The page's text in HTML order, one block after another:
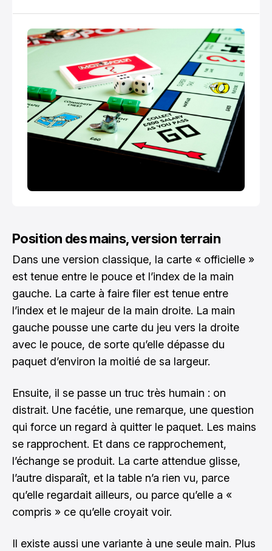
recommence ou on s’arrête là ?
Position des mains, version terrain
Dans une version classique, la carte « officielle »
est tenue entre le pouce et l’index de la main
gauche. La carte à faire filer est tenue entre
l’index et le majeur de la main droite. La main
gauche pousse une carte du jeu vers la droite
avec le pouce, de sorte qu’elle dépasse du
paquet d’environ la moitié de sa largeur.
Ensuite, il se passe un truc très humain : on
distrait. Une facétie, une remarque, une question
qui force un regard à quitter le paquet. Les mains
se rapprochent. Et dans ce rapprochement,
l’échange se produit. La carte attendue glisse,
l’autre disparaît, et la table n’a rien vu, parce
qu’elle regardait ailleurs, ou parce qu’elle a «
compris » ce qu’elle croyait voir.
Il existe aussi une variante à une seule main. Plus